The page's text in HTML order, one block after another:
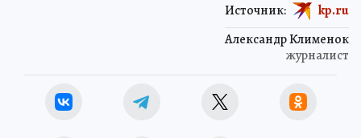
Александр Клименок
журналист
Источник: kp.ru